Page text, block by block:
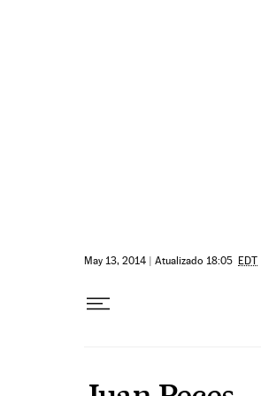
May 13, 2014 | Atualizado 18:05 EDT